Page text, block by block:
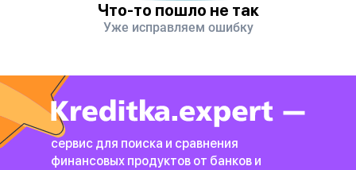
Что-то пошло не так
Уже исправляем ошибку
сервис для поиска и сравнения
финансовых продуктов от банков и